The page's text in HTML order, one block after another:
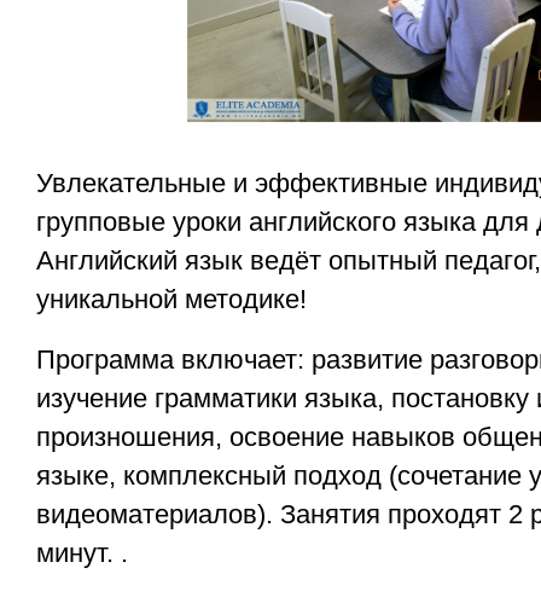
Увлекательные и эффективные
групповые уроки английского языка для
Английский язык ведёт опытный
уникальной методике!
Программа включает: развитие
изучение грамматики языка, постановку
произношения, освоение навыков
языке, комплексный подход (сочетание
видеоматериалов). Занятия проходят 2
минут. .